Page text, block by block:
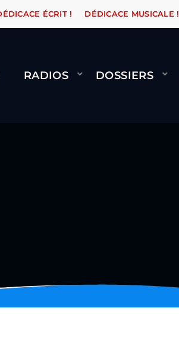
ROAD QUI PASSE, ÇA LE FAIT !
ÉCRIT ! DÉDICACE MUSICALE !
RADIOS DOSSIERS